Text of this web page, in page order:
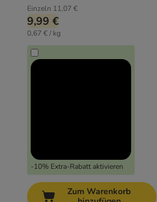
Einzeln 11,07 €
9,99 €
0,67 € / kg
-10% Extra-Rabatt aktivieren
Zum Warenkorb